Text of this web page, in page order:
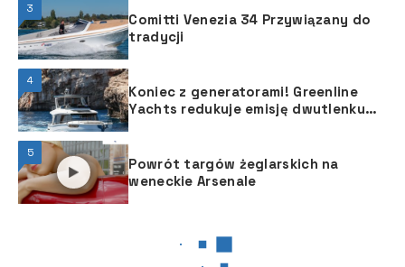
3
Comitti Venezia 34 Przywiązany do
tradycji
4
Koniec z generatorami! Greenline
Yachts redukuje emisję dwutlenku
5
Powrót targów żeglarskich na
weneckie Arsenale